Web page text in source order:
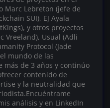
Marc Lebreton (jefe de
SUI), EJ Ayala
y otros proyectos
Vreeland), Usual (Adli
Protocol (Jade
mundo de las
más de 3 años y continúo
contenido de
y la neutralidad que
análisis y en LinkedIn